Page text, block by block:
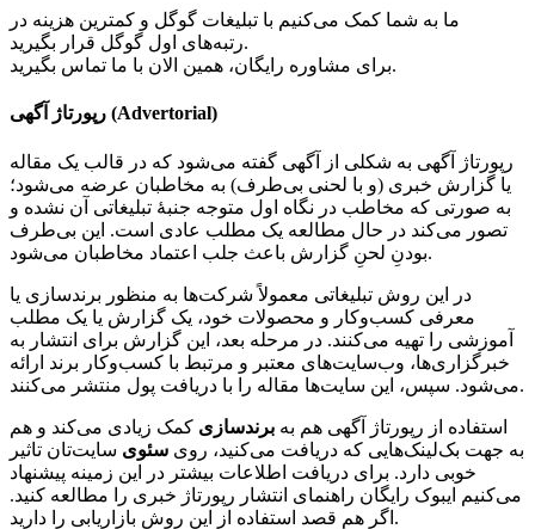
ما به شما کمک می‌کنیم با تبلیغات گوگل و کمترین هزینه در
رتبه‌های اول گوگل قرار بگیرید.
برای مشاوره رایگان، همین الان با ما تماس بگیرید.
رپورتاژ آگهی (Advertorial)
رپورتاژ آگهی به شکلی از آگهی گفته می‌شود که در قالب یک مقاله
یا گزارش خبری (و با لحنی بی‌طرف) به مخاطبان عرضه می‌شود؛
به صورتی که مخاطب در نگاه اول متوجه جنبۀ تبلیغاتی آن نشده و
تصور می‌کند در حال مطالعه یک مطلب عادی است. این بی‌طرف
بودنِ لحنِ گزارش باعث جلب اعتماد مخاطبان می‌شود.
در این روش تبلیغاتی معمولاً شرکت‌ها به منظور برندسازی یا
معرفی کسب‌وکار و محصولات خود، یک گزارش یا یک مطلب
آموزشی را تهیه می‌کنند. در مرحله بعد، این گزارش برای انتشار به
خبرگزاری‌ها، وب‌سایت‌های معتبر و مرتبط با کسب‌وکار برند ارائه
می‌شود. سپس، این سایت‌ها مقاله را با دریافت پول منتشر می‌کنند.
استفاده از رپورتاژ آگهی هم به برندسازی کمک زیادی می‌کند و هم
به جهت بک‌لینک‌هایی که دریافت می‌کنید، روی سئوی سایت‌تان تاثیر
خوبی دارد. برای دریافت اطلاعات بیشتر در این زمینه پیشنهاد
می‌کنیم ایبوک رایگان راهنمای انتشار رپورتاژ خبری را مطالعه کنید.
اگر هم قصد استفاده از این روش بازاریابی را دارید.